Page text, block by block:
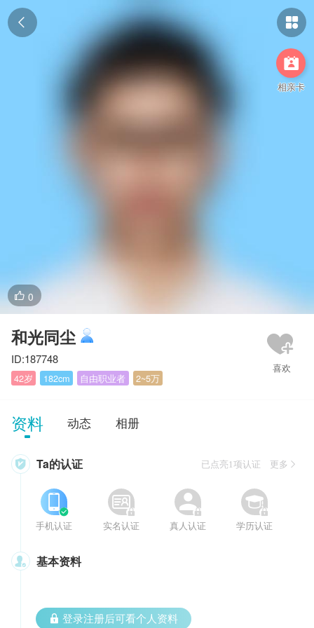
 

相亲卡
 0
和光同尘
ID:187748
42岁 182cm 自由职业者 2~5万
资料 动态 相册
 Ta的认证 已点亮1项认证 更多

手机认证


实名认证


真人认证


学历认证
 基本资料
 登录注册后可看个人资料